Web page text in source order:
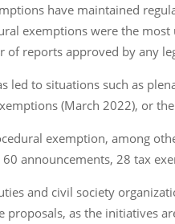
have maintained
exemptions were the
of reports approved by any
led to situations such as
(March 2022), or
exemption, among
announcements, 28 tax
and civil society
proposals, as the initiatives